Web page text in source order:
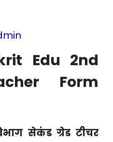
Edu 2nd
Form
सेकंड ग्रेड टीचर